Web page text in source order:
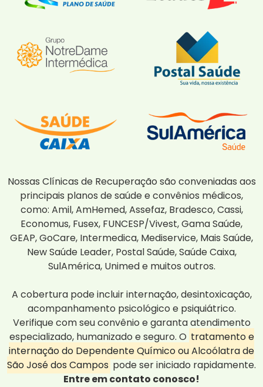
Nossas Clínicas de Recuperação são conveniadas aos
principais planos de saúde e convênios médicos,
como: Amil, AmHemed, Assefaz, Bradesco, Cassi,
Economus, Fusex, FUNCESP/Vivest, Gama Saúde,
GEAP, GoCare, Intermedica, Mediservice, Mais Saúde,
New Saúde Leader, Postal Saúde, Saúde Caixa,
SulAmérica, Unimed e muitos outros.
A cobertura pode incluir internação, desintoxicação,
acompanhamento psicológico e psiquiátrico.
Verifique com seu convênio e garanta atendimento
especializado, humanizado e seguro. O tratamento e
internação do Dependente Químico ou Alcoólatra de
São José dos Campos pode ser iniciado rapidamente.
Entre em contato conosco!